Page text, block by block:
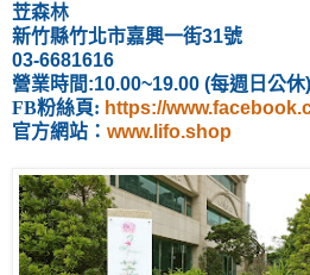
苙森林
新竹縣竹北市嘉興一街31號
03-6681616
營業時間:10.00~19.00 (每週日公休)
FB粉絲頁: https://
官方網站： www.lifo.shop